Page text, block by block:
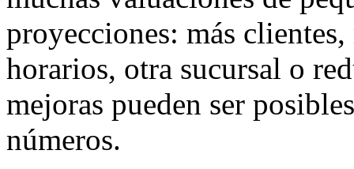
proyecciones: más
horarios, otra sucursal o
mejoras pueden ser
números.